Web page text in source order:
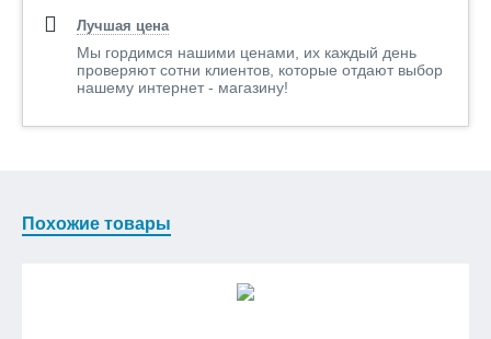
Лучшая цена
Мы гордимся нашими ценами, их каждый день
проверяют сотни клиентов, которые отдают выбор
нашему интернет - магазину!
Похожие товары